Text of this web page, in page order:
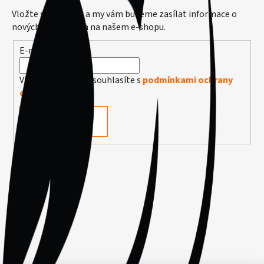
Vložte svůj e-mail a my vám budeme zasílat informace o
nových produktech na našem e-shopu.
E-mail
Vložením e-mailu souhlasíte s podmínkami ochrany
osobních údajů